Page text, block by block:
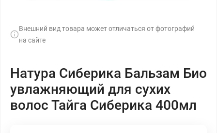
Внешний вид товара может отличаться от фотографий
на сайте
Натура Сиберика Бальзам Био
увлажняющий для сухих
волос Тайга Сиберика 400мл